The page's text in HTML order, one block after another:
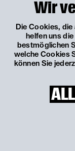
Wir
Die Cookies,
helfen uns
bestmöglichen
welche Cookies
können Sie